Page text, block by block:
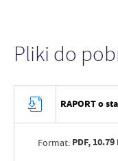
Pliki do
RAPORT o
Format: PDF, 10.79